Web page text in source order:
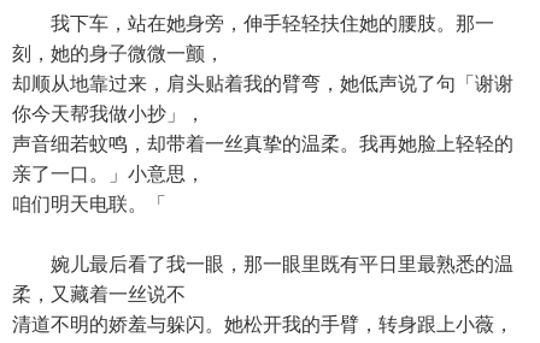
我下车，站在她身旁，伸手轻轻扶住她的腰肢。那一
刻，她的身子微微一颤，
却顺从地靠过来，肩头贴着我的臂弯，她低声说了句「谢谢
你今天帮我做小抄」，
声音细若蚊鸣，却带着一丝真挚的温柔。我再她脸上轻轻的
亲了一口。」小意思，
咱们明天电联。「
婉儿最后看了我一眼，那一眼里既有平日里最熟悉的温
柔，又藏着一丝说不
清道不明的娇羞与躲闪。她松开我的手臂，转身跟上小薇，